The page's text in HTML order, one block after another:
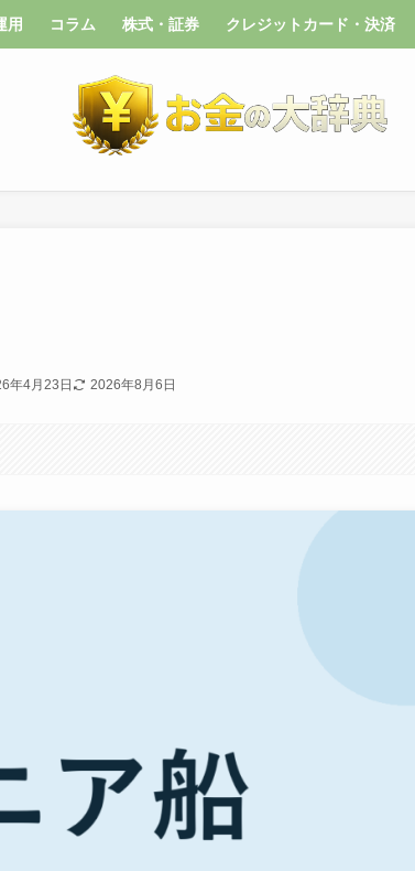
用 コラム 株式・証券 クレジットカード・決済
年4月23日 2026年8月6日